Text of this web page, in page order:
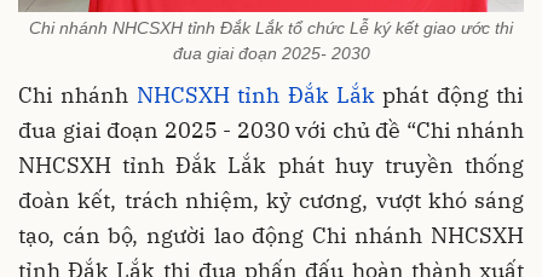
Chi nhánh NHCSXH tỉnh Đắk Lắk tổ chức Lễ ký kết giao ước thi
đua giai đoạn 2025- 2030
Chi nhánh NHCSXH tỉnh Đắk Lắkphát động thi
đua giai đoạn 2025 - 2030 với chủ đề “Chi nhánh
NHCSXH tỉnh Đắk Lắk phát huy truyền thống
đoàn kết, trách nhiệm, kỷ cương, vượt khó sáng
tạo, cán bộ, người lao động Chi nhánh NHCSXH
tỉnh Đắk Lắk thi đua phấn đấu hoàn thành xuất